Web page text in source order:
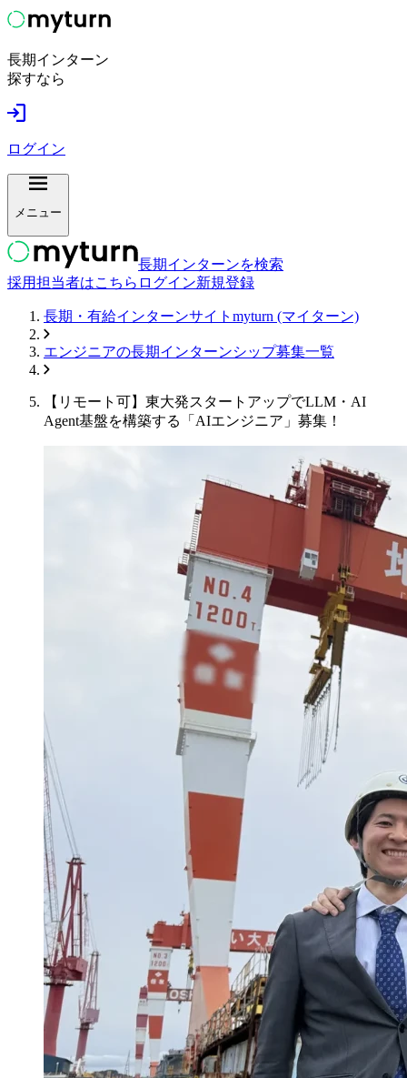
長期インターン
探すなら
ログイン
メニュー
長期インターンを検索
採用担当者はこちら ログイン新規登録
長期・有給インターンサイトmyturn (マイターン)
エンジニアの長期インターンシップ募集一覧
【リモート可】東大発スタートアップでLLM・AI
Agent基盤を構築する「AIエンジニア」募集！